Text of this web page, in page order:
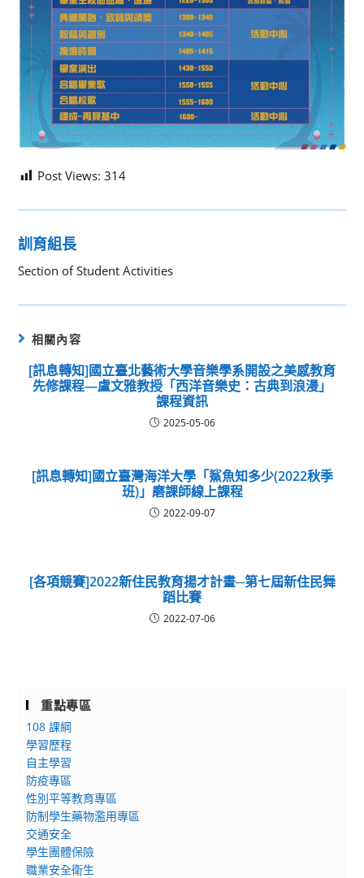
Post Views: 314
訓育組長
Section of Student Activities
相關內容
[訊息轉知]國立臺北藝術大學音樂學系開設之美感教育
先修課程—盧文雅教授「西洋音樂史：古典到浪漫」
課程資訊
2025-05-06
[訊息轉知]國立臺灣海洋大學「鯊魚知多少(2022秋季
班)」磨課師線上課程
2022-09-07
[各項競賽]2022新住民教育揚才計畫─第七屆新住民舞
蹈比賽
2022-07-06
重點專區
108 課綱
學習歷程
自主學習
防疫專區
性別平等教育專區
防制學生藥物濫用專區
交通安全
學生團體保險
職業安全衛生